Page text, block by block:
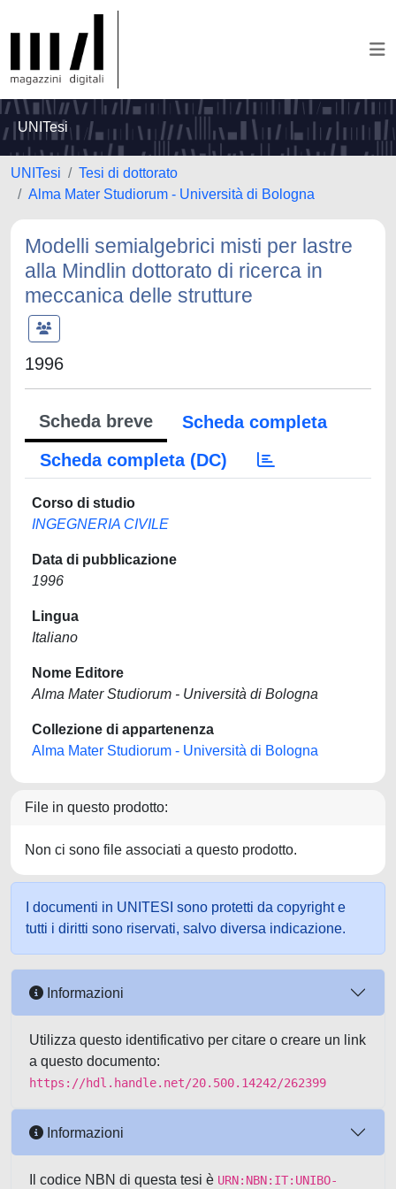
UNITesi
UNITesi
Tesi di dottorato
Alma Mater Studiorum - Università di Bologna
Modelli semialgebrici misti per lastre
alla Mindlin dottorato di ricerca in
meccanica delle strutture
1996
Scheda breve
Scheda completa
Scheda completa (DC)
Corso di studio
INGEGNERIA CIVILE
Data di pubblicazione
1996
Lingua
Italiano
Nome Editore
Alma Mater Studiorum - Università di Bologna
Collezione di appartenenza
Alma Mater Studiorum - Università di Bologna
File in questo prodotto:
Non ci sono file associati a questo prodotto.
I documenti in UNITESI sono protetti da copyright e
tutti i diritti sono riservati, salvo diversa indicazione.
Informazioni
Utilizza questo identificativo per citare o creare un link
a questo documento:
https://hdl.handle.net/20.500.14242/262399
Informazioni
Il codice NBN di questa tesi è URN:NBN:IT:UNIBO-